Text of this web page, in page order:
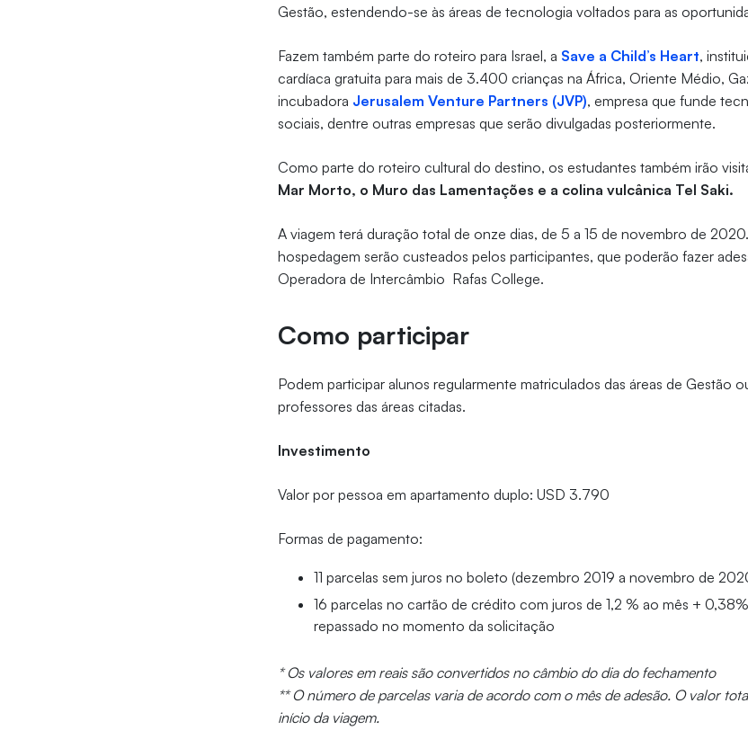
Gestão, estendendo-se às áreas de tecnologia voltados para as
Fazem também parte do roteiro para Israel, a Save a Child’s Heart,
cardíaca gratuita para mais de 3.400 crianças na África, Oriente Médio,
incubadora Jerusalem Venture Partners (JVP), empresa que funde
sociais, dentre outras empresas que serão divulgadas posteriormente.
Como parte do roteiro cultural do destino, os estudantes também irão
Mar Morto, o Muro das Lamentações e a colina vulcânica Tel Saki.
A viagem terá duração total de onze dias, de 5 a 15 de novembro de
hospedagem serão custeados pelos participantes, que poderão fazer
Operadora de Intercâmbio Rafas College.
Como participar
Podem participar alunos regularmente matriculados das áreas de Gestão
professores das áreas citadas.
Investimento
Valor por pessoa em apartamento duplo: USD 3.790
Formas de pagamento:
11 parcelas sem juros no boleto (dezembro 2019 a novembro de
16 parcelas no cartão de crédito com juros de 1,2 % ao mês +
repassado no momento da solicitação
* Os valores em reais são convertidos no câmbio do dia do fechamento
** O número de parcelas varia de acordo com o mês de adesão. O valor
início da viagem.